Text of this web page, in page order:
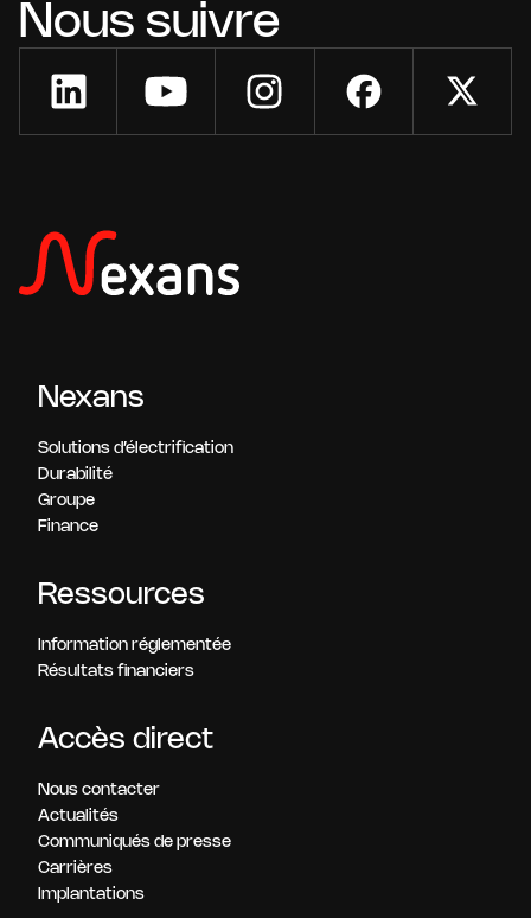
Nous suivre
Nexans
Solutions d’électrification
Durabilité
Groupe
Finance
Ressources
Information réglementée
Résultats financiers
Accès direct
Nous contacter
Actualités
Communiqués de presse
Carrières
Implantations